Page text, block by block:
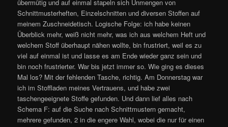
übermütig und auf einmal stapeln sich Unmengen von
Schnittmusterheften, Einzelschnitten und diversen Stoffen auf
meinem Zuschneidetisch. Logische Folge: ich habe keinen
Überblick mehr, weiß nicht mehr, was ich aus welchem Heft und
welchem Stoff überhaupt nähen wollte, bin frustriert, weil es zu
viel auf einmal ist und lasse es am Ende wieder ganz sein und
bin noch frustrierter. War bis jetzt immer so. Wie ging es dieses
Mal los? Mit der fehlenden Tasche, richtig. Am Donnerstag war
ich im Stoffladen meines Vertrauens, und habe zwei
taschengeeignete Stoffe gefunden. Und dann lief alles nach
Schema F: auf die Suche nach Schnittmustern gemacht,
mehrere gefunden, 2 in die engere Wahl, wobei die nur für einen